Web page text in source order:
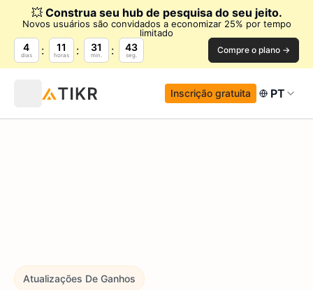
💥 Construa seu hub de pesquisa do seu jeito.
Novos usuários são convidados a economizar 25% por tempo
limitado
4
dias
11
horas
31
min.
42
seg. Compre o plano →
Inscrição gratuita PT
Atualizações De Ganhos